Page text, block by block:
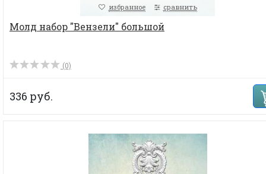
избранное сравнить
Молд набор "Вензели" большой
(0)
336 руб.